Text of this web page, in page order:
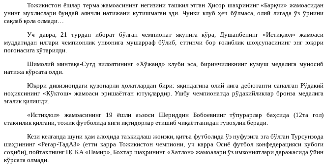
Тожикистон ёшлар терма жамоасининг негизини ташкил этган Ҳисор шаҳрининг «Барқчи» жамоасидан
унинг мухлислари бундай аянчли натижани кутишмаган эди. Чунки клуб ҳеч бўлмаса, олий лигада ўз ўрнини
сақлаб қола олмади…
Уч давра, 21 турдан иборат бўлган чемпионат якунига кўра, Душанбенинг «Истиқлол» жамоаси
муддатидан илгари чемпионлик унвонига мушарраф бўлиб, еттинчи бор ғолиблик шоҳсупасининг энг юқори
поғонасига кўтарилди.
Шимолий минтақа-Суғд вилоятининг «Хўжанд» клуби эса, биринчиликнинг кумуш медалига муносиб
натижа кўрсата олди.
Юқори дивизиондаги қувонарли ҳолатлардан бири: яқиндагина олий лига дебютанти саналган Рўдакий
ноҳиясининг «Кўктош» жамоаси эришаётган ютуқлардир. Ушбу чемпионатда рўдакийликлар бронза медалига
эгалик қилишди.
«Истиқлол» жамоасининг 19 ёшли аъзоси Шериддин Бобоевнинг тўпурарлар баҳсида (12та гол)
етакчилик қилгани, тожик футболида янги иқтидорлар етишиб чиқаётганидан гувоҳлик беради.
Кези келганда шуни ҳам алоҳида таъкидлаш жоизки, қитъа футболида ўз нуфузига эга бўлган Турсунзода
шаҳрининг «Регар-ТадАЗ» (етти карра Тожикистон чемпиони, уч карра Осиё футбол конфедерацияси кубоги
соҳиби), пойтахтнинг ЦСКА «Памир», Бохтар шаҳрининг «Хатлон» жамоалари ўз имкониятлари даражасида ўйин
кўрсата олмади.